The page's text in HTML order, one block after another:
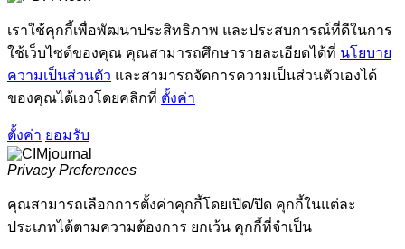
เราใช้คุกกี้เพื่อพัฒนาประสิทธิภาพ และประสบการณ์ที่ดีในการ
ใช้เว็บไซต์ของคุณ คุณสามารถศึกษารายละเอียดได้ที่ นโยบาย
ความเป็นส่วนตัว และสามารถจัดการความเป็นส่วนตัวเองได้
ของคุณได้เองโดยคลิกที่ ตั้งค่า
ตั้งค่า ยอมรับ
Privacy Preferences
คุณสามารถเลือกการตั้งค่าคุกกี้โดยเปิด/ปิด คุกกี้ในแต่ละ
ประเภทได้ตามความต้องการ ยกเว้น คุกกี้ที่จำเป็น